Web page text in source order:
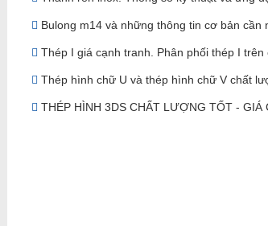
Bulong m14 và những thông tin cơ bản cần
Thép I giá cạnh tranh. Phân phối thép I
Thép hình chữ U và thép hình chữ V chất
THÉP HÌNH 3DS CHẤT LƯỢNG TỐT -